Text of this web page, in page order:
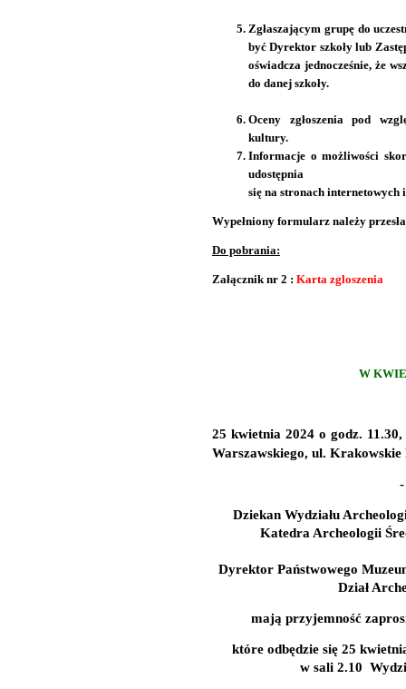
Zgłaszającym grupę do
być Dyrektor szkoły lub
oświadcza jednocześnie, że
do danej szkoły.
Oceny zgłoszenia pod
kultury.
Informacje o możliwości
udostępnia
się na stronach
Wypełniony formularz należy
Do pobrania:
Załącznik nr 2 : Karta zgloszenia
W
25 kwietnia 2024 o godz. 11.30,
Warszawskiego, ul. Krakowskie
Dziekan Wydziału
Katedra Archeologii
Dyrektor Państwowego
Dział
mają przyjemność
które odbędzie się 25
w sali 2.10